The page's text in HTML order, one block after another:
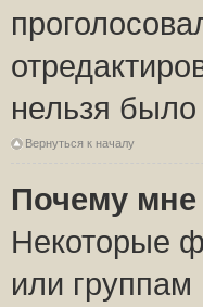
нельзя было
Вернуться к началу
Почему
Некоторые
или